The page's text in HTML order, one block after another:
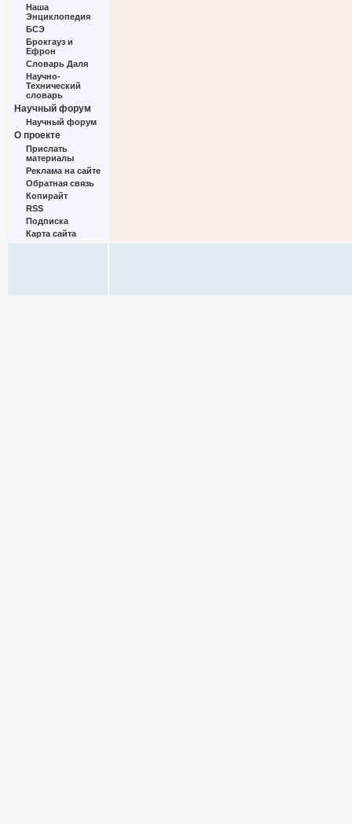
Наша
Энциклопедия
БСЭ
Брокгауз и
Ефрон
Словарь Даля
Научно-
Технический
словарь
Научный форум
Научный форум
О проекте
Прислать
материалы
Реклама на сайте
Обратная связь
Копирайт
RSS
Подписка
Карта сайта